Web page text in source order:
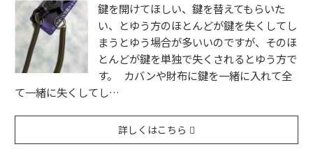
鍵を開けてほしい、鍵を替えてもらいた
い、とゆう方のほとんどが鍵を失くしてし
まうとゆう場合が多いいのですが、そのほ
とんどが鍵を単独で失くされるとゆう方で
す。 カバンや財布に鍵を一緒に入れて全
て一緒に失くしてし…
詳しくはこちら